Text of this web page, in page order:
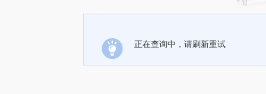
正在查询中，请刷新重试